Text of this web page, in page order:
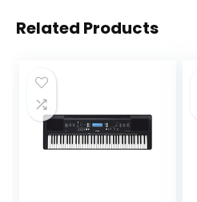
Related Products